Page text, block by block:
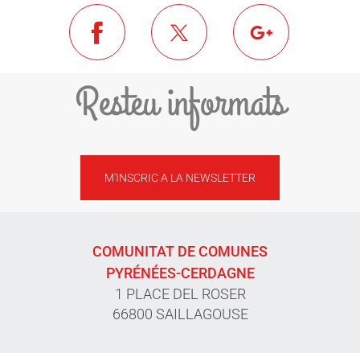
Resteu informats
M'INSCRIC A LA NEWSLETTER
COMUNITAT DE COMUNES
PYRÉNÉES-CERDAGNE
1 PLACE DEL ROSER
66800 SAILLAGOUSE